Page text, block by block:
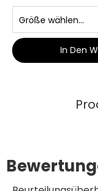
In Den